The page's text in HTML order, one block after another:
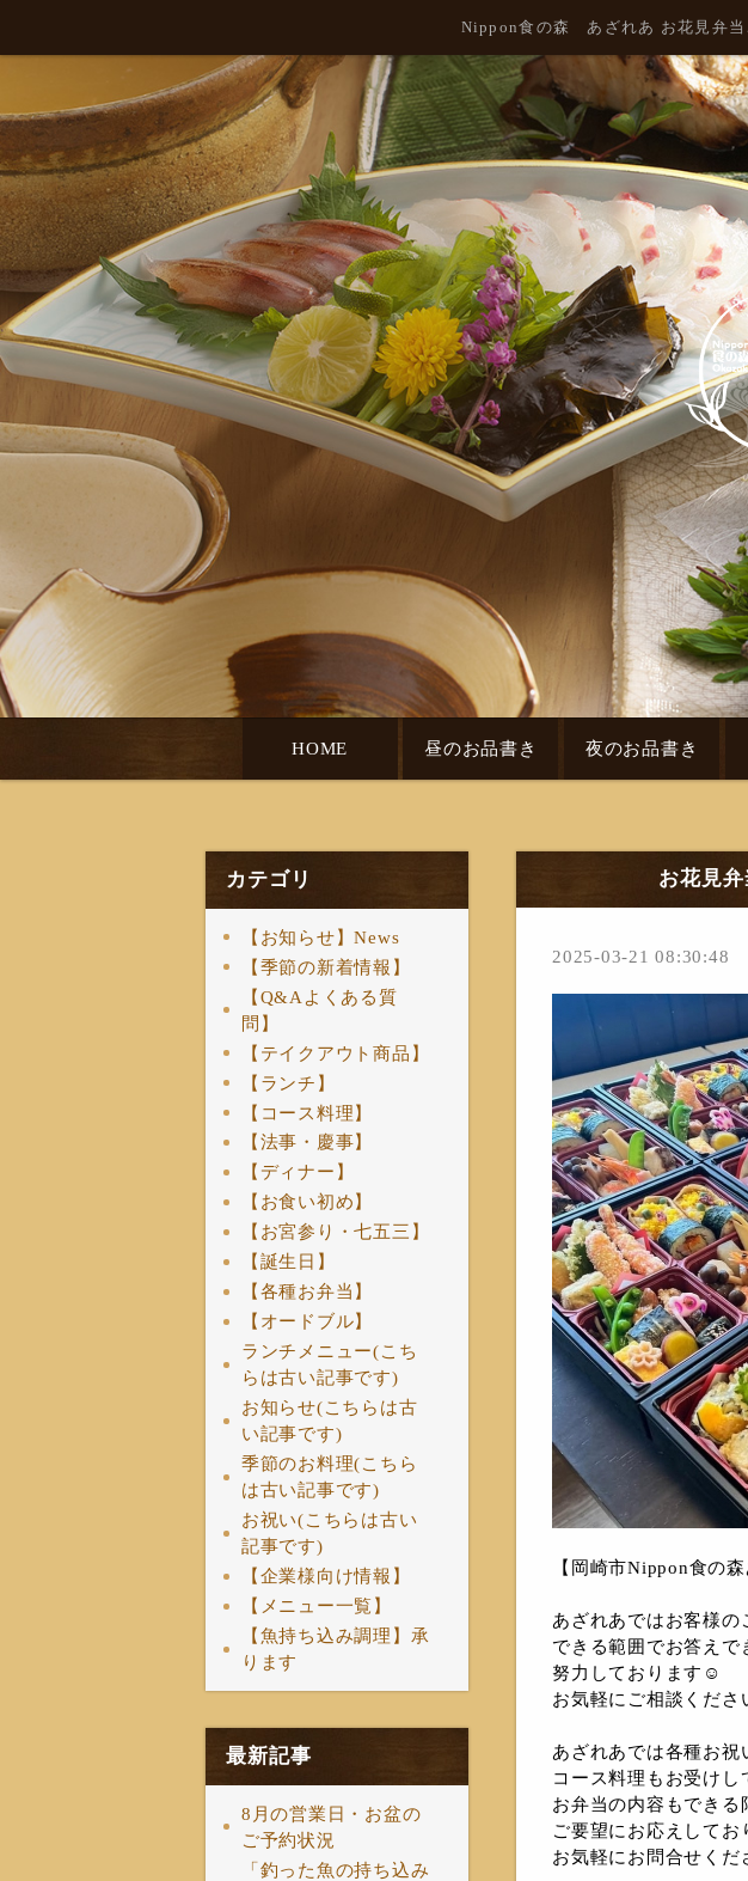
Nippon食の森 あざれあ お花見弁当
HOME 昼のお品書き 夜のお品書き
カテゴリ
【お知らせ】News
【季節の新着情報】
【Q&Aよくある質
問】
【テイクアウト商品】
【ランチ】
【コース料理】
【法事・慶事】
【ディナー】
【お食い初め】
【お宮参り・七五三】
【誕生日】
【各種お弁当】
【オードブル】
ランチメニュー(こち
らは古い記事です)
お知らせ(こちらは古
い記事です)
季節のお料理(こちら
は古い記事です)
お祝い(こちらは古い
記事です)
【企業様向け情報】
【メニュー一覧】
【魚持ち込み調理】承
ります
最新記事
8月の営業日・お盆の
ご予約状況
「釣った魚の持ち込み
お花見
2025-03-21 08:30:48
【岡崎市Nippon食の森
あざれあではお客様の
できる範囲でお答えで
努力しております☺️
お気軽にご相談くださ
あざれあでは各種お祝
コース料理もお受けし
お弁当の内容もできる
ご要望にお応えしてお
お気軽にお問合せくだ